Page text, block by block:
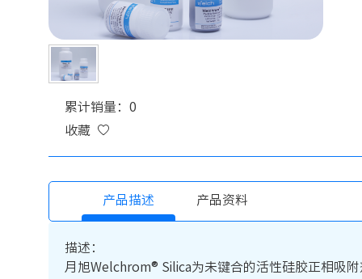
累计销量：0
收藏
产品描述 产品资料
描述：
月旭Welchrom® Silica为未键合的活性硅胶正相吸